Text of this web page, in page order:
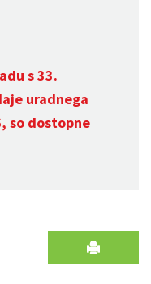
s 33.
uradnega
so dostopne